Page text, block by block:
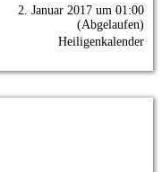
2. Januar 2017 um 01:00
(Abgelaufen)
Heiligenkalender